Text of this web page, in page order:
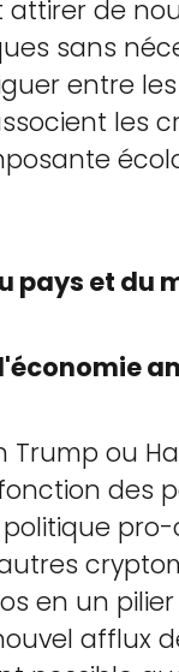
de
sans
entre
les
pays et du
ou
des
en un
afflux